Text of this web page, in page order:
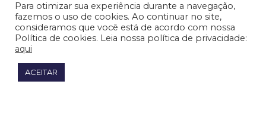
Para otimizar sua experiência durante a navegação,
fazemos o uso de cookies. Ao continuar no site,
consideramos que você está de acordo com nossa
Política de cookies. Leia nossa política de privacidade:
aqui
ACEITAR